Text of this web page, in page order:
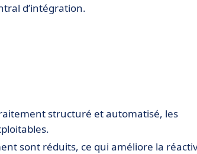
d’intégration.
structuré et automatisé, les
sont réduits, ce qui améliore la